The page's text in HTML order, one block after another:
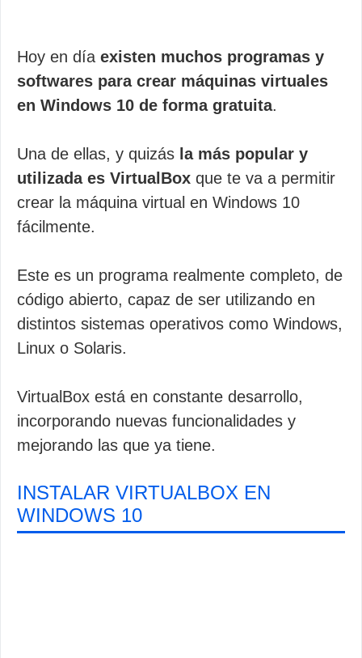
Hoy en día existen muchos programas y
softwares para crear máquinas virtuales
en Windows 10 de forma gratuita.
Una de ellas, y quizás la más popular y
utilizada es VirtualBox que te va a permitir
crear la máquina virtual en Windows 10
fácilmente.
Este es un programa realmente completo, de
código abierto, capaz de ser utilizando en
distintos sistemas operativos como Windows,
Linux o Solaris.
VirtualBox está en constante desarrollo,
incorporando nuevas funcionalidades y
mejorando las que ya tiene.
INSTALAR VIRTUALBOX EN
WINDOWS 10